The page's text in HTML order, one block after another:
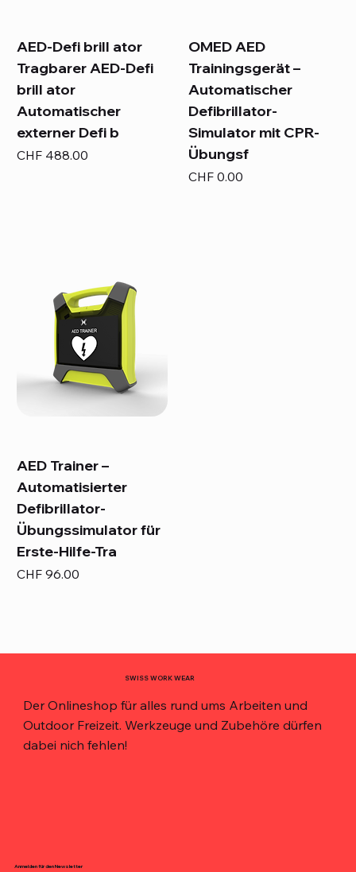
AED-Defi brill ator
Tragbarer AED-Defi
brill ator
Automatischer
externer Defi b
Preis
CHF 488.00
OMED AED
Trainingsgerät –
Automatischer
Defibrillator-
Simulator mit CPR-
Übungsf
Preis
CHF 0.00
AED Trainer –
Automatisierter
Defibrillator-
Übungssimulator für
Erste-Hilfe-Tra
Preis
CHF 96.00
SWISS WORK WEAR
Der Onlineshop für alles rund ums Arbeiten und
Outdoor Freizeit. Werkzeuge und Zubehöre dürfen
dabei nich fehlen!
Anmelden für den Newsletter